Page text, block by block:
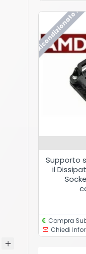
Ricondizionato !
Supporto
il
Compra
Chiedi